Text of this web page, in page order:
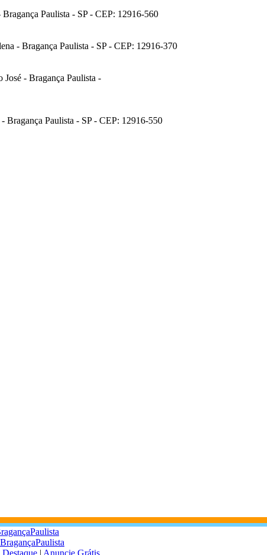
Paulista - SP - CEP: 12916-560
- Bragança Paulista - SP - CEP: 12916-370
- Bragança Paulista -
Bragança Paulista - SP - CEP: 12916-550
| Anuncie Grátis